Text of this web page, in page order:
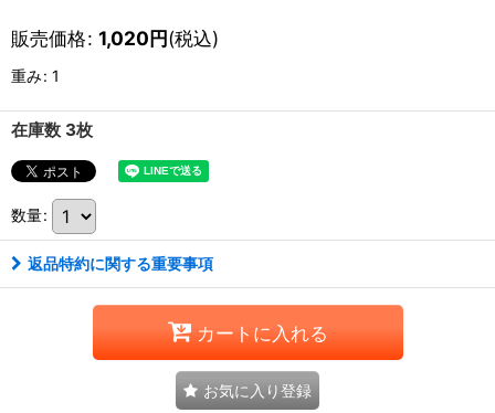
販売価格: 1,020円(税込)
重み: 1
在庫数 3枚
数量:
返品特約に関する重要事項
カートに入れる
お気に入り登録